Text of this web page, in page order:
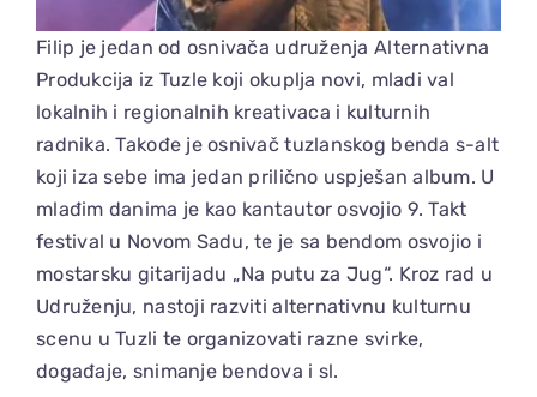
Filip je jedan od osnivača udruženja Alternativna
Produkcija iz Tuzle koji okuplja novi, mladi val
lokalnih i regionalnih kreativaca i kulturnih
radnika. Takođe je osnivač tuzlanskog benda s-alt
koji iza sebe ima jedan prilično uspješan album. U
mlađim danima je kao kantautor osvojio 9. Takt
festival u Novom Sadu, te je sa bendom osvojio i
mostarsku gitarijadu „Na putu za Jug“. Kroz rad u
Udruženju, nastoji razviti alternativnu kulturnu
scenu u Tuzli te organizovati razne svirke,
događaje, snimanje bendova i sl.